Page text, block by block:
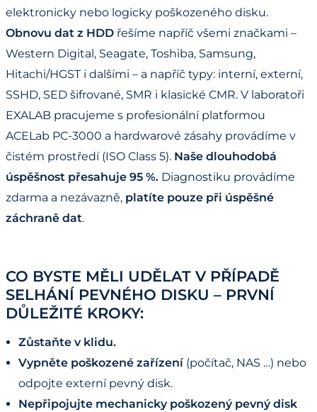
elektronicky nebo logicky poškozeného disku.
Obnovu dat z HDD řešíme napříč všemi značkami –
Western Digital, Seagate, Toshiba, Samsung,
Hitachi/HGST i dalšími – a napříč typy: interní, externí,
SSHD, SED šifrované, SMR i klasické CMR. V laboratoři
EXALAB pracujeme s profesionální platformou
ACELab PC-3000 a hardwarové zásahy provádíme v
čistém prostředí (ISO Class 5). Naše dlouhodobá
úspěšnost přesahuje 95 %. Diagnostiku provádíme
zdarma a nezávazně, platíte pouze při úspěšné
záchraně dat.
CO BYSTE MĚLI UDĚLAT V PŘÍPADĚ
SELHÁNÍ PEVNÉHO DISKU – PRVNÍ
DŮLEŽITÉ KROKY:
Zůstaňte v klidu.
Vypněte poškozené zařízení (počítač, NAS …) nebo
odpojte externí pevný disk.
Nepřipojujte mechanicky poškozený pevný disk